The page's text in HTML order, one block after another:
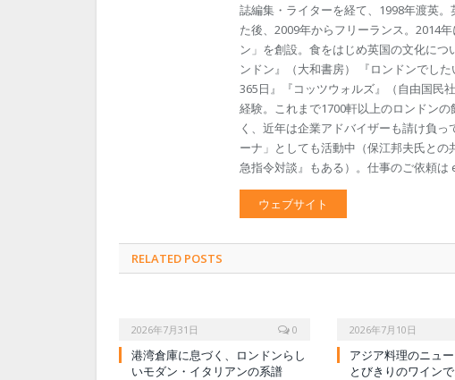
誌編集・ライターを経て、1998年渡英
た後、2009年からフリーランス。2014
ン」を創設。食をはじめ英国の文化に
ンドン』（大和書房） 『ロンドンでし
365日』『コッツウォルズ』（自由国民
経験。これまで1700軒以上のロンドン
く、近年は企業アドバイザーも請け負
ーナ」としても活動中（保江邦夫氏と
急指令対談』もある）。仕事のご依頼は
ウェブサイト
RELATED POSTS
2026年7月31日 0
港湾倉庫に息づく、ロンドンらし
いモダン・イタリアンの系譜
2026年7月10日
アジア料理のニュー
とびきりのワインで